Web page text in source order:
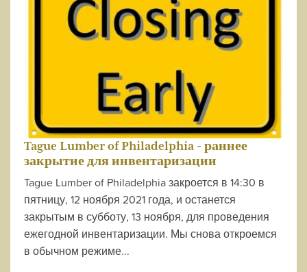
Tague Lumber of Philadelphia - раннее
закрытие для инвентаризации
Tague Lumber of Philadelphia закроется в 14:30 в
пятницу, 12 ноября 2021 года, и останется
закрытым в субботу, 13 ноября, для проведения
ежегодной инвентаризации. Мы снова откроемся
в обычном режиме...